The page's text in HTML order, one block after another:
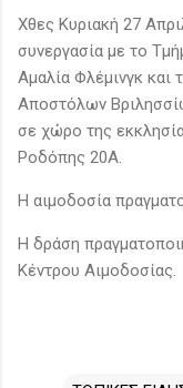
Χθες Κυριακή 27
συνεργασία με το
Aμαλία Φλέμινγκ
Αποστόλων
σε χώρο της
Ροδόπης 20Α.
Η αιμοδοσία
Η δράση
Κέντρου Αιμοδοσίας.